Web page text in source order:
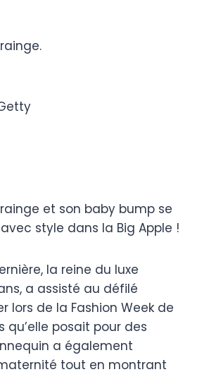
et son baby bump se
style dans la Big Apple !
la reine du luxe
a assisté au défilé
lors de la Fashion Week de
qu’elle posait pour des
a également
tout en montrant